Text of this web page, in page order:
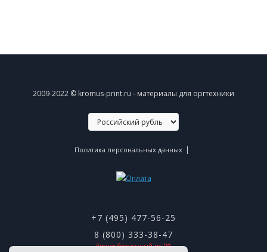
2009-2022 © kromus-print.ru - материалы для оргтехники
Политика персональных данных |
+7 (495) 477-56-25
8 (800) 333-38-47
Звонок бесплатный по РФ